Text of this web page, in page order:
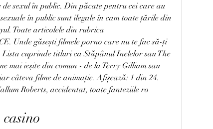
sexul în public. Din păcate pentru cei care au
în public sunt ilegale în cam toate țările din
Toate articolele din rubrica
Unde găsești filmele porno care nu te fac să-ți
Lista cuprinde titluri ca Stăpânul Inelelor sau The
mai ieşite din comun - de la Terry Gilliam sau
câteva filme de animaţie. Afișează: 1 din 24.
Roberts, accidentat, toate fanteziile ro